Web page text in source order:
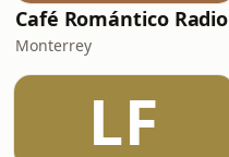
Café Romántico Radio
Monterrey
LF